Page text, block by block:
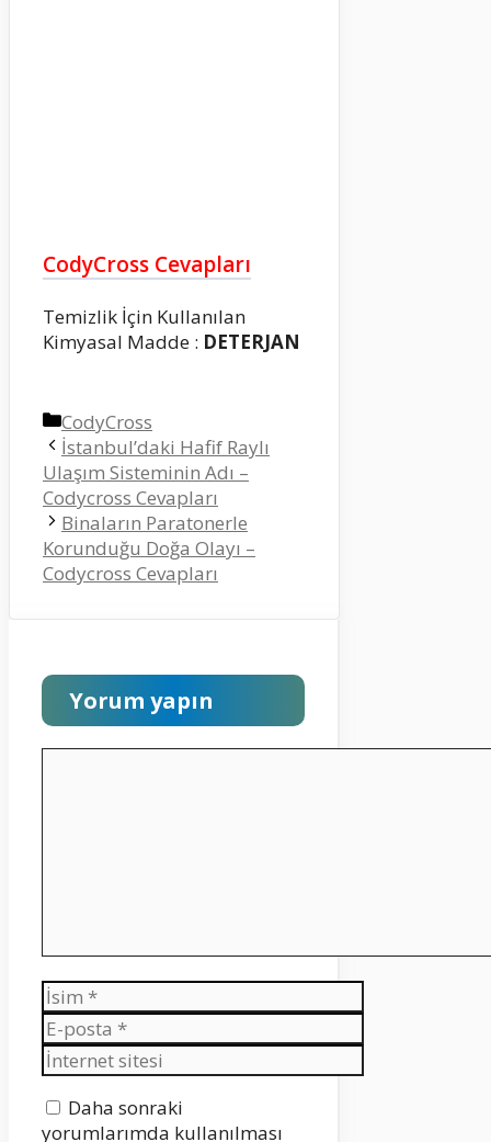
CodyCross Cevapları
Temizlik İçin Kullanılan
Kimyasal Madde : DETERJAN
Kategoriler
CodyCross
İstanbul’daki Hafif Raylı
Ulaşım Sisteminin Adı –
Codycross Cevapları
Binaların Paratonerle
Korunduğu Doğa Olayı –
Codycross Cevapları
Yorum yapın
İsim
E-
posta
İnternet
sitesi
Daha sonraki
yorumlarımda kullanılması